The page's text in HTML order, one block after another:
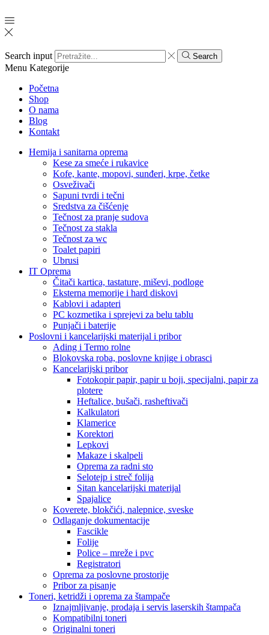
Search input Search
Menu Kategorije
Početna
Shop
O nama
Blog
Kontakt
Hemija i sanitarna oprema
Kese za smeće i rukavice
Kofe, kante, mopovi, sunđeri, krpe, četke
Osveživači
Sapuni tvrdi i tečni
Sredstva za čišćenje
Tečnost za pranje sudova
Tečnost za stakla
Tečnost za wc
Toalet papiri
Ubrusi
IT Oprema
Čitači kartica, tastature, miševi, podloge
Eksterna memorije i hard diskovi
Kablovi i adapteri
PC kozmetika i sprejevi za belu tablu
Punjači i baterije
Poslovni i kancelarijski materijal i pribor
Ading i Termo rolne
Blokovska roba, poslovne knjige i obrasci
Kancelarijski pribor
Fotokopir papir, papir u boji, specijalni, papir za
plotere
Heftalice, bušači, rasheftivači
Kalkulatori
Klamerice
Korektori
Lepkovi
Makaze i skalpeli
Oprema za radni sto
Selotejp i streč folija
Sitan kancelarijski materijal
Spajalice
Koverete, blokčići, nalepnice, sveske
Odlaganje dokumentacije
Fascikle
Folije
Police – mreže i pvc
Registratori
Oprema za poslovne prostorije
Pribor za pisanje
Toneri, ketridži i oprema za štampače
Iznajmljivanje, prodaja i servis laserskih štampača
Kompatibilni toneri
Originalni toneri